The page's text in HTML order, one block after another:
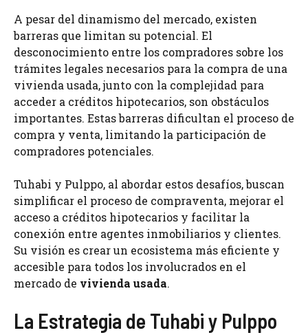
A pesar del dinamismo del mercado, existen
barreras que limitan su potencial. El
desconocimiento entre los compradores sobre los
trámites legales necesarios para la compra de una
vivienda usada, junto con la complejidad para
acceder a créditos hipotecarios, son obstáculos
importantes. Estas barreras dificultan el proceso de
compra y venta, limitando la participación de
compradores potenciales.
Tuhabi y Pulppo, al abordar estos desafíos, buscan
simplificar el proceso de compraventa, mejorar el
acceso a créditos hipotecarios y facilitar la
conexión entre agentes inmobiliarios y clientes.
Su visión es crear un ecosistema más eficiente y
accesible para todos los involucrados en el
mercado de vivienda usada.
La Estrategia de Tuhabi y Pulppo